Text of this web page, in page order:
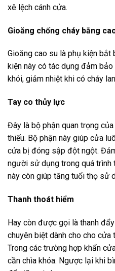
xê lệch cánh cửa.
Gioăng chống cháy bằng
Gioăng cao su là phụ kiện bắt
kiện này có tác dụng đảm
khói, giảm nhiệt khi có cháy
Tay co thủy lực
Đây là bộ phận quan trọng
thiếu. Bộ phận này giúp cửa
cửa bị đóng sập đột ngột.
người sử dụng trong quá trình
này còn giúp tăng tuổi thọ sử
Thanh thoát hiểm
Hay còn được gọi là thanh
chuyên biệt dành cho cho cửa
Trong các trường hợp khẩn
cần chìa khóa. Ngược lại khi